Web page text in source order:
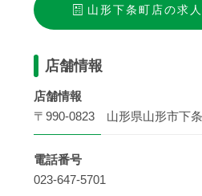
山形下条町店の求
店舗情報
店舗情報
〒990-0823 山形県山形市下
電話番号
023-647-5701